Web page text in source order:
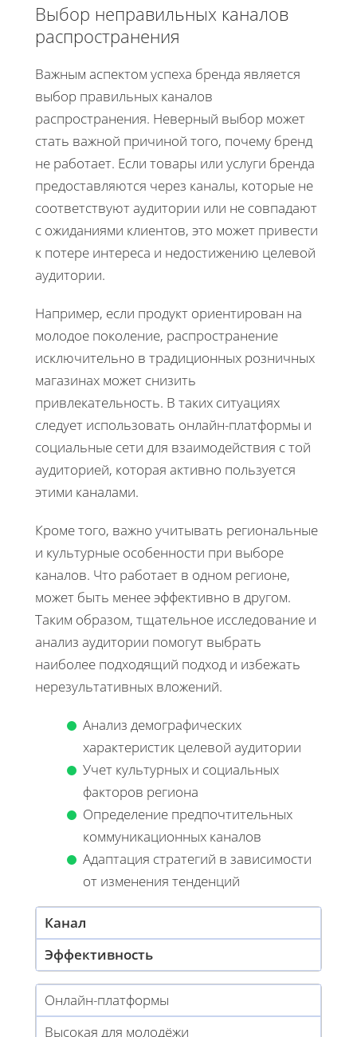
Выбор неправильных каналов
распространения
Важным аспектом успеха бренда является
выбор правильных каналов
распространения. Неверный выбор может
стать важной причиной того, почему бренд
не работает. Если товары или услуги бренда
предоставляются через каналы, которые не
соответствуют аудитории или не совпадают
с ожиданиями клиентов, это может привести
к потере интереса и недостижению целевой
аудитории.
Например, если продукт ориентирован на
молодое поколение, распространение
исключительно в традиционных розничных
магазинах может снизить
привлекательность. В таких ситуациях
следует использовать онлайн-платформы и
социальные сети для взаимодействия с той
аудиторией, которая активно пользуется
этими каналами.
Кроме того, важно учитывать региональные
и культурные особенности при выборе
каналов. Что работает в одном регионе,
может быть менее эффективно в другом.
Таким образом, тщательное исследование и
анализ аудитории помогут выбрать
наиболее подходящий подход и избежать
нерезультативных вложений.
Анализ демографических
характеристик целевой аудитории
Учет культурных и социальных
факторов региона
Определение предпочтительных
коммуникационных каналов
Адаптация стратегий в зависимости
от изменения тенденций
Канал
Эффективность
Онлайн-платформы
Высокая для молодёжи